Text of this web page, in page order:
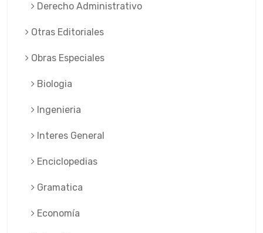
Derecho Administrativo
Otras Editoriales
Obras Especiales
Biologia
Ingenieria
Interes General
Enciclopedias
Gramatica
Economía